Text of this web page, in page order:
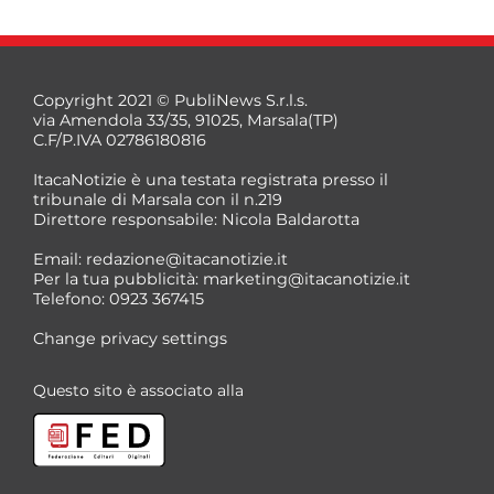
*
Copyright 2021 © PubliNews S.r.l.s.
via Amendola 33/35, 91025, Marsala(TP)
C.F/P.IVA 02786180816
ItacaNotizie è una testata registrata presso il
tribunale di Marsala con il n.219
Direttore responsabile: Nicola Baldarotta
Email: redazione@itacanotizie.it
Per la tua pubblicità: marketing@itacanotizie.it
Telefono: 0923 367415
Change privacy settings
Questo sito è associato alla